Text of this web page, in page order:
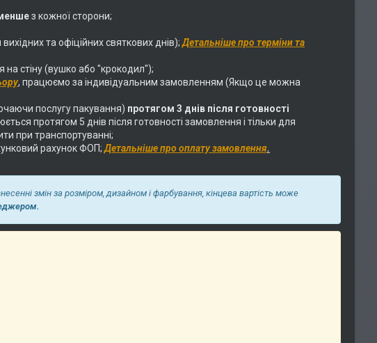
з кожної сторони;
та офіційних святкових днів);Детальніше про терміни та
на стіну (вушко або "крокодил");
, працюємо за індивідуальним замовленням (Якщо це можна
послугу пакування) протягом 3 днів після готовності
протягом 5 днів після готовності замовлення і тільки для
при транспортуванні;
рахунок ФОП;Детальніше про оплату замовлення.
змін за розміром, дизайном і фарбування, кінцева вартість може